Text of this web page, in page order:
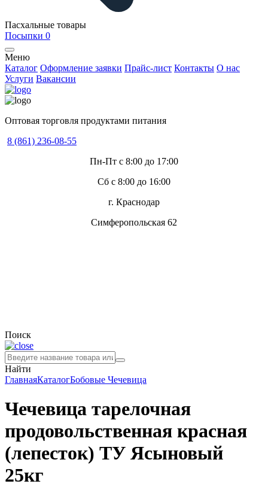
Пасхальные товары
Посыпки 0
Меню
Каталог Оформление заявки Прайс-лист Контакты О нас
Услуги Вакансии
Оптовая торговля продуктами питания
8 (861) 236-08-55
Пн-Пт с 8:00 до 17:00
Сб с 8:00 до 16:00
г. Краснодар
Симферопольская 62
Поиск
Найти
ГлавнаяКаталогБобовые Чечевица
Чечевица тарелочная
продовольственная красная
(лепесток) ТУ Ясыновый
25кг